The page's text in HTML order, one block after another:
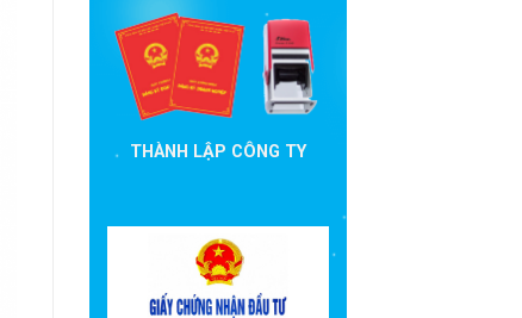
THÀNH LẬP CÔNG TY